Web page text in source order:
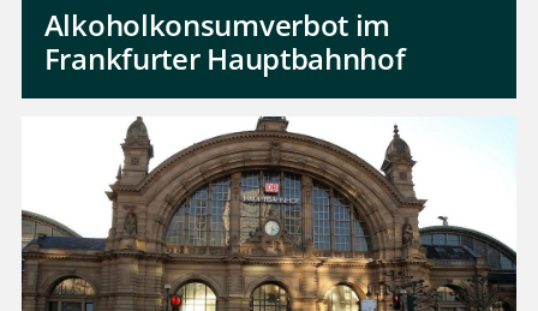
Alkoholkonsumverbot im
Frankfurter Hauptbahnhof